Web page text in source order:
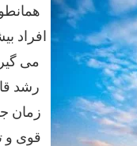
افراد
می
رشد
زمان
قوی و